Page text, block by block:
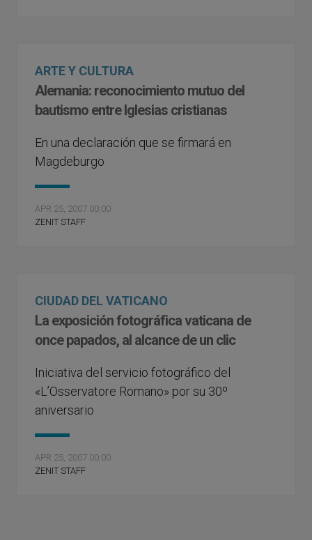
ARTE Y CULTURA
Alemania: reconocimiento mutuo del
bautismo entre Iglesias cristianas
En una declaración que se firmará en
Magdeburgo
APR 25, 2007 00:00
ZENIT STAFF
CIUDAD DEL VATICANO
La exposición fotográfica vaticana de
once papados, al alcance de un clic
Iniciativa del servicio fotográfico del
«L’Osservatore Romano» por su 30º
aniversario
APR 25, 2007 00:00
ZENIT STAFF